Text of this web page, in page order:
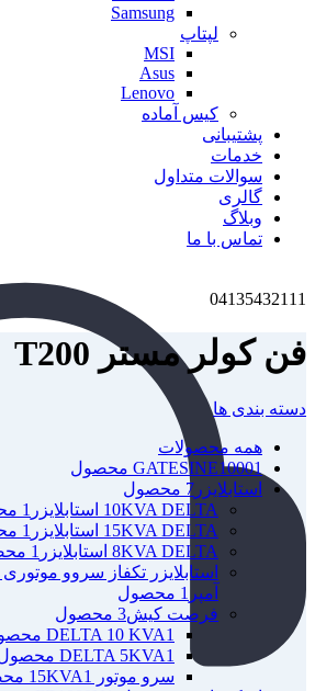
Samsung
لپتاپ
MSI
Asus
Lenovo
کیس آماده
پشتیبانی
خدمات
سوالات متداول
گالری
وبلاگ
تماس با ما
04135432111
فن کولر مستر T200
دسته بندی ها
همه محصولات
GATESINE10001 محصول
استابلایزر 7 محصول
10KVA DELTA استابلایزر
1 محصول
15KVA DELTA استابلایزر
1 محصول
8KVA DELTA استابلایزر
1 محصول
آمپر 1 محصول
فرصت کیش3 محصول
DELTA 10 KVA1 محصول
DELTA 5KVA1 محصول
سرو موتور 15KVA
1 محصول